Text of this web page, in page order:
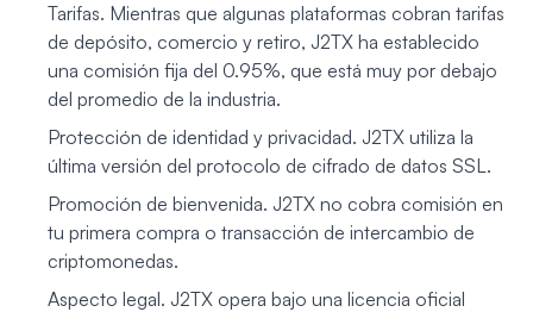
Tarifas. Mientras que algunas plataformas cobran tarifas
de depósito, comercio y retiro, J2TX ha establecido
una comisión fija del 0.95%, que está muy por debajo
del promedio de la industria.
Protección de identidad y privacidad. J2TX utiliza la
última versión del protocolo de cifrado de datos SSL.
Promoción de bienvenida. J2TX no cobra comisión en
tu primera compra o transacción de intercambio de
criptomonedas.
Aspecto legal. J2TX opera bajo una licencia oficial